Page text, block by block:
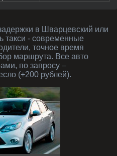
такси - современные
точное время
маршрута. Все авто
по запросу –
(+200 рублей).